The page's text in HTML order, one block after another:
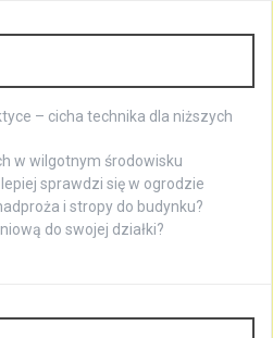
– cicha technika dla niższych
w wilgotnym środowisku
sprawdzi się w ogrodzie
i stropy do budynku?
do swojej działki?